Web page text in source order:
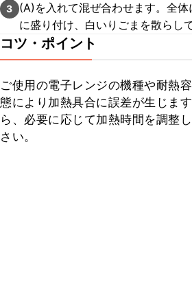
3
(A)を入れて混ぜ合わせます。全体
に盛り付け、白いりごまを散らし
コツ・ポイント
ご使用の電子レンジの機種や耐熱
態により加熱具合に誤差が生じま
ら、必要に応じて加熱時間を調整
さい。